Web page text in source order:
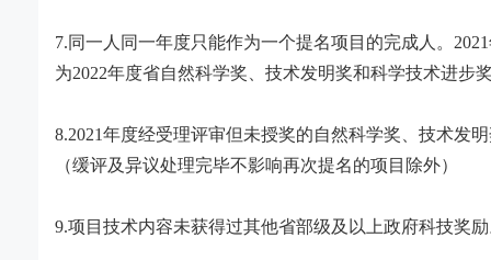
7.同一人同一年度只能作为一个提名项目的完成人。 2021
为2022年度省自然科学奖、技术发明奖和科学技术进步
8.2021年度经受理评审但未授奖的自然科学奖、技术发
（缓评及异议处理完毕不影响再次提名的项目除外）
9.项目技术内容未获得过其他省部级及以上政府科技奖